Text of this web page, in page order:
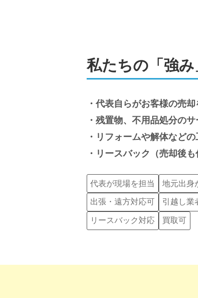
私たちの「強み
代表自らがお客様の売却
残置物、不用品処分のサ
リフォームや解体などの
リースバック（売却後
代表が現場を担当 地元出身
出張・遠方対応可 引越し業
リースバック対応 買取可